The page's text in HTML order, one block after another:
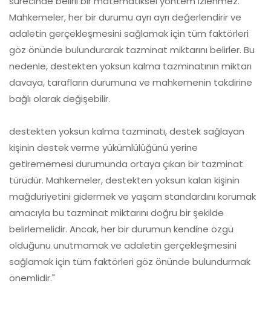
Mahkemeler, her bir durumu ayrı ayrı değerlendirir ve
adaletin gerçekleşmesini sağlamak için tüm faktörleri
göz önünde bulundurarak tazminat miktarını belirler. Bu
nedenle, destekten yoksun kalma tazminatının miktarı
davaya, tarafların durumuna ve mahkemenin takdirine
bağlı olarak değişebilir.
destekten yoksun kalma tazminatı, destek sağlayan
kişinin destek verme yükümlülüğünü yerine
getirememesi durumunda ortaya çıkan bir tazminat
türüdür. Mahkemeler, destekten yoksun kalan kişinin
mağduriyetini gidermek ve yaşam standardını korumak
amacıyla bu tazminat miktarını doğru bir şekilde
belirlemelidir. Ancak, her bir durumun kendine özgü
olduğunu unutmamak ve adaletin gerçekleşmesini
sağlamak için tüm faktörleri göz önünde bulundurmak
önemlidir."